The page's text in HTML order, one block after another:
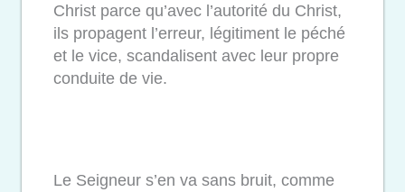
Christ parce qu’avec l’autorité du Christ,
ils propagent l’erreur, légitiment le péché
et le vice, scandalisent avec leur propre
conduite de vie.
Le Seigneur s’en va sans bruit, comme